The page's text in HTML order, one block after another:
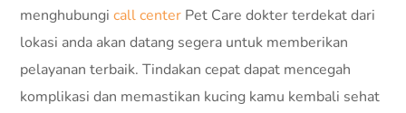
menghubungi call center Pet Care dokter terdekat dari
lokasi anda akan datang segera untuk memberikan
pelayanan terbaik. Tindakan cepat dapat mencegah
komplikasi dan memastikan kucing kamu kembali sehat